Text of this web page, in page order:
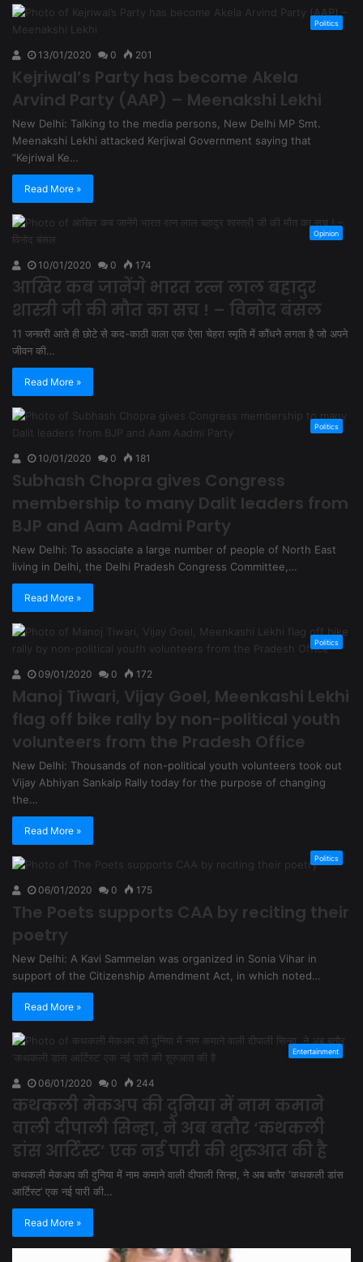
Politics
13/01/2020 0 201
Kejriwal’s Party has become Akela
Arvind Party (AAP) – Meenakshi Lekhi
New Delhi: Talking to the media persons, New Delhi MP Smt.
Meenakshi Lekhi attacked Kerjiwal Government saying that
“Kejriwal Ke…
Read More »
Opinion
10/01/2020 0 174
आखिर कब जानेंगे भारत रत्न लाल बहादुर
शास्त्री जी की मौत का सच ! – विनोद बंसल
11 जनवरी आते ही छोटे से कद-काठी वाला एक ऐसा चेहरा स्मृति में कौंधने लगता है जो अपने
जीवन की…
Read More »
Politics
10/01/2020 0 181
Subhash Chopra gives Congress
membership to many Dalit leaders from
BJP and Aam Aadmi Party
New Delhi: To associate a large number of people of North East
living in Delhi, the Delhi Pradesh Congress Committee,…
Read More »
Politics
09/01/2020 0 172
Manoj Tiwari, Vijay Goel, Meenkashi Lekhi
flag off bike rally by non-political youth
volunteers from the Pradesh Office
New Delhi: Thousands of non-political youth volunteers took out
Vijay Abhiyan Sankalp Rally today for the purpose of changing
the…
Read More »
Politics
06/01/2020 0 175
The Poets supports CAA by reciting their
poetry
New Delhi: A Kavi Sammelan was organized in Sonia Vihar in
support of the Citizenship Amendment Act, in which noted…
Read More »
Entertainment
06/01/2020 0 244
कथकली मेकअप की दुनिया में नाम कमाने
वाली दीपाली सिन्हा, ने अब बतौर ‘कथकली
डांस आर्टिस्ट’ एक नई पारी की शुरुआत की है
कथकली मेकअप की दुनिया में नाम कमाने वाली दीपाली सिन्हा, ने अब बतौर ‘कथकली डांस
आर्टिस्ट’ एक नई पारी की…
Read More »